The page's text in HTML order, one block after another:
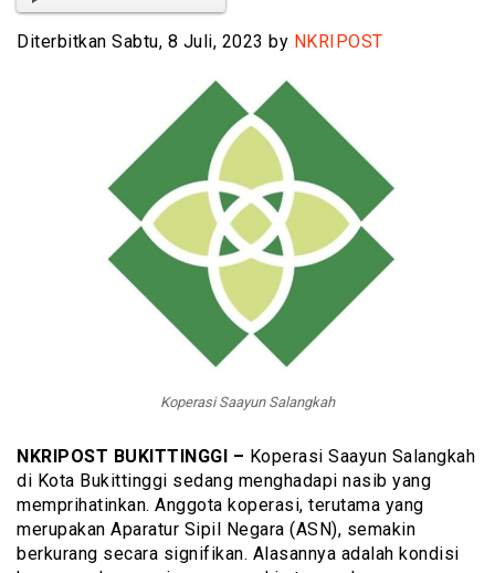
Diterbitkan Sabtu, 8 Juli, 2023 by NKRIPOST
Koperasi Saayun Salangkah
NKRIPOST BUKITTINGGI – Koperasi Saayun Salangkah
di Kota Bukittinggi sedang menghadapi nasib yang
memprihatinkan. Anggota koperasi, terutama yang
merupakan Aparatur Sipil Negara (ASN), semakin
berkurang secara signifikan. Alasannya adalah kondisi